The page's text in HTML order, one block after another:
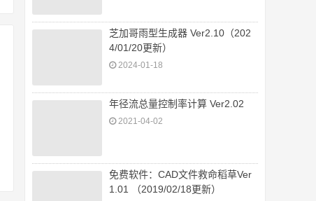
芝加哥雨型生成器 Ver2.10（202
4/01/20更新）
2024-01-18
年径流总量控制率计算 Ver2.02
2021-04-02
免费软件：CAD文件救命稻草Ver
1.01 （2019/02/18更新）